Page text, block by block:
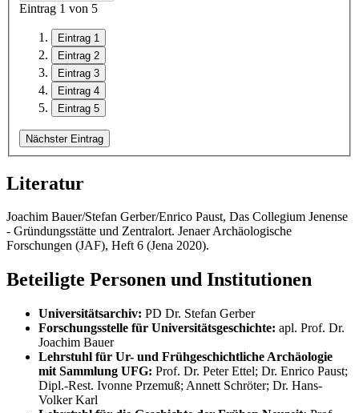
Eintrag 1 von 5
Eintrag 1
Eintrag 2
Eintrag 3
Eintrag 4
Eintrag 5
Nächster Eintrag
Literatur
Joachim Bauer/Stefan Gerber/Enrico Paust, Das Collegium Jenense
- Gründungsstätte und Zentralort. Jenaer Archäologische
Forschungen (JAF), Heft 6 (Jena 2020).
Beteiligte Personen und Institutionen
Universitätsarchiv: PD Dr. Stefan Gerber
Forschungsstelle für Universitätsgeschichte: apl. Prof. Dr.
Joachim Bauer
Lehrstuhl für Ur- und Frühgeschichtliche Archäologie
mit Sammlung UFG: Prof. Dr. Peter Ettel; Dr. Enrico Paust;
Dipl.-Rest. Ivonne Przemuß; Annett Schröter; Dr. Hans-
Volker Karl